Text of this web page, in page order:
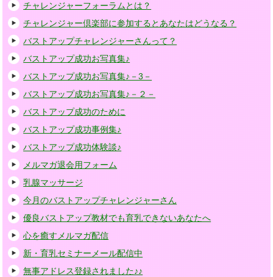
チャレンジャーフォーラムとは？
チャレンジャー倶楽部に参加するとあなたはどうなる？
バストアップチャレンジャーさんって？
バストアップ成功お写真集♪
バストアップ成功お写真集♪－3－
バストアップ成功お写真集♪－２－
バストアップ成功のために
バストアップ成功事例集♪
バストアップ成功体験談♪
メルマガ退会用フォーム
乳腺マッサージ
今月のバストアップチャレンジャーさん
優良バストアップ教材でも育乳できないあなたへ
心を癒すメルマガ配信
新・育乳セミナーメール配信中
無事アドレス登録されました♪♪